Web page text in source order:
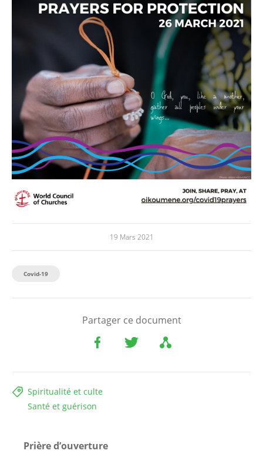
19 Mars 2021
Covid-19
Partager ce document
Spiritualité et culte
Santé et guérison
Prière d’ouverture